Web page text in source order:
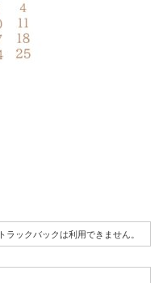
トラックバックは利用できません。